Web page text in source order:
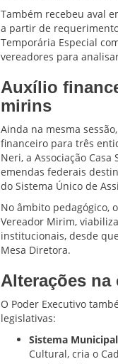
Também recebeu aval
a partir de
Temporária Especial
vereadores para
Auxílio
mirins
Ainda na mesma
financeiro para três
Neri, a Associação Casa
emendas federais
do Sistema Único de
No âmbito pedagógico,
Vereador Mirim,
institucionais, desde
Mesa Diretora.
Alterações
O Poder Executivo
legislativas:
Sistema
Cultural, cria o